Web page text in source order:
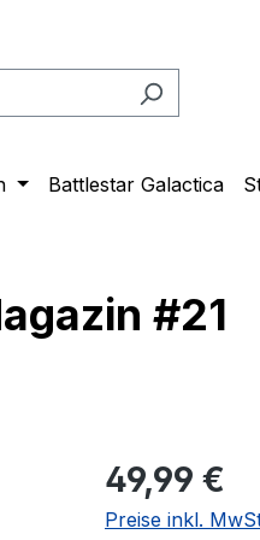
Battlestar Galactica
#21
Regulärer Preis:
49,99 €
Preise inkl.